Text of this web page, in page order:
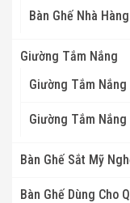
Bàn Ghế Nhà Hàng
Giường Tắm Nắng
Giường Tắm Nắng
Giường Tắm
Bàn Ghế Sắt Mỹ
Bàn Ghế Dùng Cho